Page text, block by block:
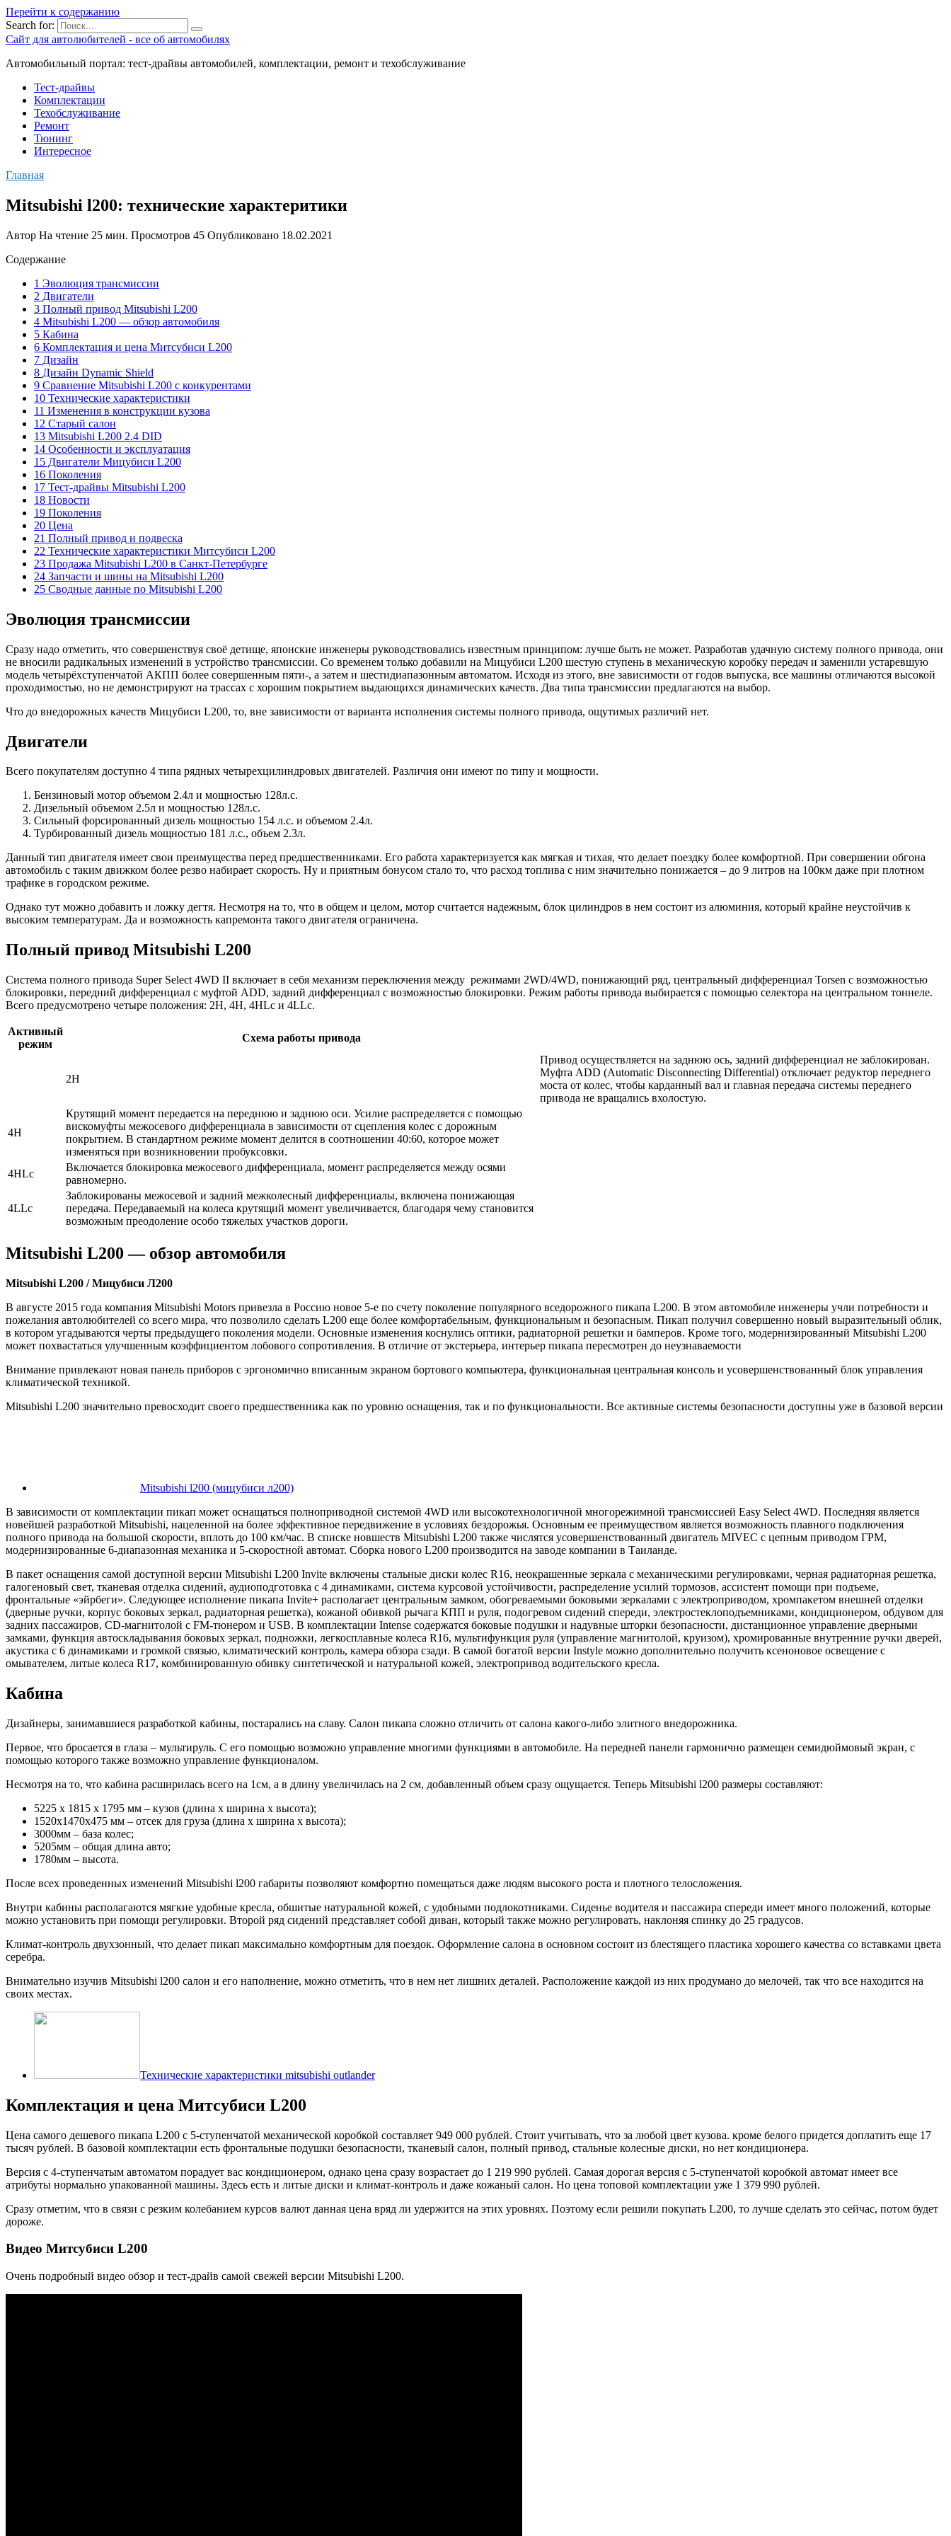
Перейти к содержанию
Search for:
Сайт для автолюбителей - все об автомобилях
Автомобильный портал: тест-драйвы автомобилей, комплектации, ремонт и техобслуживание
Тест-драйвы
Комплектации
Техобслуживание
Ремонт
Тюнинг
Интересное
Главная
Mitsubishi l200: технические характеритики
Автор На чтение 25 мин. Просмотров 45 Опубликовано 18.02.2021
Содержание
1 Эволюция трансмиссии
2 Двигатели
3 Полный привод Mitsubishi L200
4 Mitsubishi L200 — обзор автомобиля
5 Кабина
6 Комплектация и цена Митсубиси L200
7 Дизайн
8 Дизайн Dynamic Shield
9 Сравнение Mitsubishi L200 с конкурентами
10 Технические характеристики
11 Изменения в конструкции кузова
12 Старый салон
13 Mitsubishi L200 2.4 DID
14 Особенности и эксплуатация
15 Двигатели Мицубиси L200
16 Поколения
17 Тест-драйвы Mitsubishi L200
18 Новости
19 Поколения
20 Цена
21 Полный привод и подвеска
22 Технические характеристики Митсубиси L200
23 Продажа Mitsubishi L200 в Санкт-Петербурге
24 Запчасти и шины на Mitsubishi L200
25 Сводные данные по Mitsubishi L200
Эволюция трансмиссии
Сразу надо отметить, что совершенствуя своё детище, японские инженеры руководствовались известным принципом: лучше быть не может. Разработав удачную систему полного привода, они
не вносили радикальных изменений в устройство трансмиссии. Со временем только добавили на Мицубиси L200 шестую ступень в механическую коробку передач и заменили устаревшую
модель четырёхступенчатой АКПП более совершенным пяти-, а затем и шестидиапазонным автоматом. Исходя из этого, вне зависимости от годов выпуска, все машины отличаются высокой
проходимостью, но не демонстрируют на трассах с хорошим покрытием выдающихся динамических качеств. Два типа трансмиссии предлагаются на выбор.
Что до внедорожных качеств Мицубиси L200, то, вне зависимости от варианта исполнения системы полного привода, ощутимых различий нет.
Двигатели
Всего покупателям доступно 4 типа рядных четырехцилиндровых двигателей. Различия они имеют по типу и мощности.
Бензиновый мотор объемом 2.4л и мощностью 128л.с.
Дизельный объемом 2.5л и мощностью 128л.с.
Сильный форсированный дизель мощностью 154 л.с. и объемом 2.4л.
Турбированный дизель мощностью 181 л.с., объем 2.3л.
Данный тип двигателя имеет свои преимущества перед предшественниками. Его работа характеризуется как мягкая и тихая, что делает поездку более комфортной. При совершении обгона
автомобиль с таким движком более резво набирает скорость. Ну и приятным бонусом стало то, что расход топлива с ним значительно понижается – до 9 литров на 100км даже при плотном
трафике в городском режиме.
Однако тут можно добавить и ложку дегтя. Несмотря на то, что в общем и целом, мотор считается надежным, блок цилиндров в нем состоит из алюминия, который крайне неустойчив к
высоким температурам. Да и возможность капремонта такого двигателя ограничена.
Полный привод Mitsubishi L200
Система полного привода Super Select 4WD II включает в себя механизм переключения между режимами 2WD/4WD, понижающий ряд, центральный дифференциал Torsen с возможностью
блокировки, передний дифференциал с муфтой ADD, задний дифференциал с возможностью блокировки. Режим работы привода выбирается с помощью селектора на центральном тоннеле.
Всего предусмотрено четыре положения: 2H, 4H, 4HLc и 4LLc.
Активный
режим
Схема работы привода
2H
Привод осуществляется на заднюю ось, задний дифференциал не заблокирован.
Муфта ADD (Automatic Disconnecting Differential) отключает редуктор переднего
моста от колес, чтобы карданный вал и главная передача системы переднего
привода не вращались вхолостую.
4H
Крутящий момент передается на переднюю и заднюю оси. Усилие распределяется с помощью
вискомуфты межосевого дифференциала в зависимости от сцепления колес с дорожным
покрытием. В стандартном режиме момент делится в соотношении 40:60, которое может
изменяться при возникновении пробуксовки.
4HLc
Включается блокировка межосевого дифференциала, момент распределяется между осями
равномерно.
4LLc
Заблокированы межосевой и задний межколесный дифференциалы, включена понижающая
передача. Передаваемый на колеса крутящий момент увеличивается, благодаря чему становится
возможным преодоление особо тяжелых участков дороги.
Mitsubishi L200 — обзор автомобиля
Mitsubishi L200 / Мицубиси Л200
В августе 2015 года компания Mitsubishi Motors привезла в Россию новое 5-е по счету поколение популярного вседорожного пикапа L200. В этом автомобиле инженеры учли потребности и
пожелания автолюбителей со всего мира, что позволило сделать L200 еще более комфортабельным, функциональным и безопасным. Пикап получил совершенно новый выразительный облик,
в котором угадываются черты предыдущего поколения модели. Основные изменения коснулись оптики, радиаторной решетки и бампeров. Кроме того, модернизированный Mitsubishi L200
может похвастаться улучшенным коэффициентом лобового сопротивления. В отличие от экстерьера, интерьер пикапа пересмотрен до неузнаваемости
Внимание привлекают новая панель приборов с эргономично вписанным экраном бортового компьютера, функциональная центральная консоль и усовершенствованный блок управления
климатической техникой.
Mitsubishi L200 значительно превосходит своего предшественника как по уровню оснащения, так и по функциональности. Все активные системы безопасности доступны уже в базовой версии
Mitsubishi l200 (мицубиси л200)
В зависимости от комплектации пикап может оснащаться полноприводной системой 4WD или высокотехнологичной многорежимной трансмиссией Easy Select 4WD. Последняя является
новейшей разработкой Mitsubishi, нацеленной на более эффективное передвижение в условиях бездорожья. Основным ее преимуществом является возможность плавного подключения
полного привода на большой скорости, вплоть до 100 км/час. В списке новшеств Mitsubishi L200 также числятся усовершенствованный двигатель MIVEC с цепным приводом ГРМ,
модернизированные 6-диапазонная механика и 5-скоростной автомат. Сборка нового L200 производится на заводе компании в Таиланде.
В пакет оснащения самой доcтупной версии Mitsubishi L200 Invite включены стальные диски колес R16, неокрашенные зеркала с механическими регулировками, черная радиаторная решетка,
галогеновый свет, тканевая отделка сидений, аудиоподготовка с 4 динамиками, система курсовой устойчивости, распределение усилий тормозов, ассистент помощи при подъеме,
фронтальные «эйрбеги». Следующее исполнение пикапа Invite+ располагает центральным замком, обогреваемыми боковыми зеркалами с электроприводом, хромпакетом внешней отделки
(дверные ручки, корпус боковых зеркал, радиаторная решетка), кожаной обивкой рычага КПП и руля, подогревом сидений спереди, электростеклоподъемниками, кондиционером, обдувом для
задних пассажиров, CD-магнитолой с FM-тюнером и USB. В комплектации Intense содержатся боковые подушки и надувные шторки безопасноcти, дистанционное управление дверными
замками, функция автоскладывания боковых зеркал, подножки, легкосплавные колеса R16, мультифункция руля (управление магнитолой, круизом), хромированные внутренние ручки дверей,
акустика с 6 динамиками и громкой связью, климатический контроль, камера обзора сзади. В самой богатой версии Instyle можно дополнительно получить кcеноновое освещение с
омывателем, литые колеса R17, комбинированную обивку синтетической и натуральной кожeй, электропривод водительского кресла.
Кабина
Дизайнеры, занимавшиеся разработкой кабины, постарались на славу. Салон пикапа сложно отличить от салона какого-либо элитного внедорожника.
Первое, что бросается в глаза – мультируль. С его помощью возможно управление многими функциями в автомобиле. На передней панели гармонично размещен семидюймовый экран, с
помощью которого также возможно управление функционалом.
Несмотря на то, что кабина расширилась всего на 1см, а в длину увеличилась на 2 см, добавленный объем сразу ощущается. Теперь Mitsubishi l200 размеры составляют:
5225 x 1815 x 1795 мм – кузов (длина x ширина x высота);
1520x1470x475 мм – отсек для груза (длина x ширина x высота);
3000мм – база колес;
5205мм – общая длина авто;
1780мм – высота.
После всех проведенных изменений Mitsubishi l200 габариты позволяют комфортно помещаться даже людям высокого роста и плотного телосложения.
Внутри кабины располагаются мягкие удобные кресла, обшитые натуральной кожей, с удобными подлокотниками. Сиденье водителя и пассажира спереди имеет много положений, которые
можно установить при помощи регулировки. Второй ряд сидений представляет собой диван, который также можно регулировать, наклоняя спинку до 25 градусов.
Климат-контроль двухзонный, что делает пикап максимально комфортным для поездок. Оформление салона в основном состоит из блестящего пластика хорошего качества со вставками цвета
серебра.
Внимательно изучив Mitsubishi l200 салон и его наполнение, можно отметить, что в нем нет лишних деталей. Расположение каждой из них продумано до мелочей, так что все находится на
своих местах.
Технические характеристики mitsubishi outlander
Комплектация и цена Митсубиси L200
Цена самого дешевого пикапа L200 с 5-ступенчатой механической коробкой составляет 949 000 рублей. Стоит учитывать, что за любой цвет кузова. кроме белого придется доплатить еще 17
тысяч рублей. В базовой комплектации есть фронтальные подушки безопасности, тканевый салон, полный привод, стальные колесные диски, но нет кондиционера.
Версия с 4-ступенчатым автоматом порадует вас кондиционером, однако цена сразу возрастает до 1 219 990 рублей. Самая дорогая версия с 5-ступенчатой коробкой автомат имеет все
атрибуты нормально упакованной машины. Здесь есть и литые диски и климат-контроль и даже кожаный салон. Но цена топовой комплектации уже 1 379 990 рублей.
Сразу отметим, что в связи с резким колебанием курсов валют данная цена вряд ли удержится на этих уровнях. Поэтому если решили покупать L200, то лучше сделать это сейчас, потом будет
дороже.
Видео Митсубиси L200
Очень подробный видео обзор и тест-драйв самой свежей версии Mitsubishi L200.